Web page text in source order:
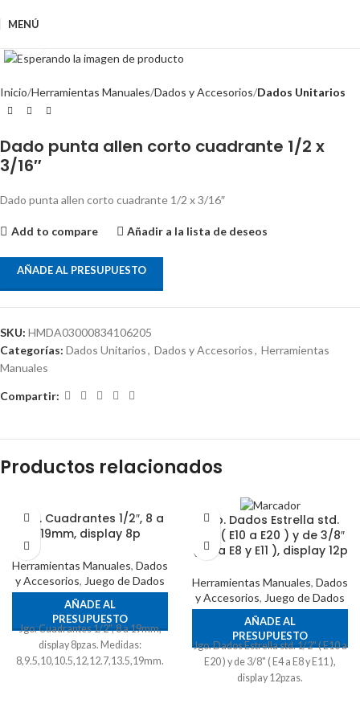
MENÚ
Inicio Herramientas Manuales Dados y Accesorios Dados Unitarios
Dado punta allen corto cuadrante 1/2 x
3/16″
Dado punta allen corto cuadrante 1/2 x 3/16″
Add to compare Añadir a la lista de deseos
AÑADE AL PRESUPUESTO
SKU: HMDA03000834106205
Categorías: Dados Unitarios, Dados y Accesorios, Herramientas
Manuales
Compartir:
Productos relacionados
Jgo. Cuadrantes 1/2″, 8 a
19mm, display 8p
Herramientas Manuales, Dados
y Accesorios, Juego de Dados
AÑADE AL
PRESUPUESTO
Jgo. Cuadrantes 1/2", 8 a 19mm,
display 8pzas. Medidas:
8,9.5,10,10.5,12,12.7,13.5,19mm.
Jgo. Dados Estrella std.
1/2″ ( E10 a E20 ) y de 3/8″
( E4 a E8 y E11 ), display 12p
Herramientas Manuales, Dados
y Accesorios, Juego de Dados
AÑADE AL
PRESUPUESTO
Jgo. Dados Estrella std. 1/2" ( E10 a
E20 ) y de 3/8" ( E4 a E8 y E11 ),
display 12pzas.